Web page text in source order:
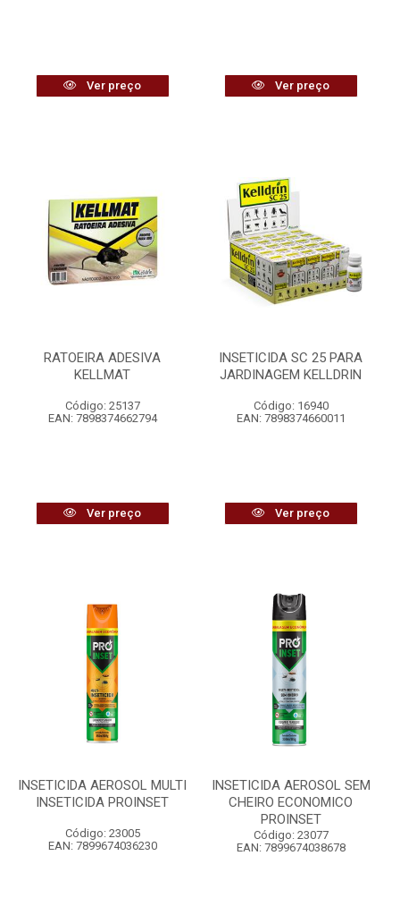
Ver preço Ver preço
RATOEIRA ADESIVA
KELLMAT
Código: 25137
EAN: 7898374662794
Ver preço
INSETICIDA SC 25 PARA
JARDINAGEM KELLDRIN
Código: 16940
EAN: 7898374660011
Ver preço
INSETICIDA AEROSOL MULTI
INSETICIDA PROINSET
Código: 23005
EAN: 7899674036230
INSETICIDA AEROSOL SEM
CHEIRO ECONOMICO
PROINSET
Código: 23077
EAN: 7899674038678